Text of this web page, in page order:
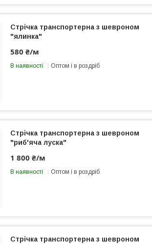
Стрічка транспортерна з шевроном
"ялинка"
580 ₴/м
В наявності Оптом і в роздріб
Стрічка транспортерна з шевроном
"риб'яча луска"
1 800 ₴/м
В наявності Оптом і в роздріб
Стрічка транспортерна з шевроном